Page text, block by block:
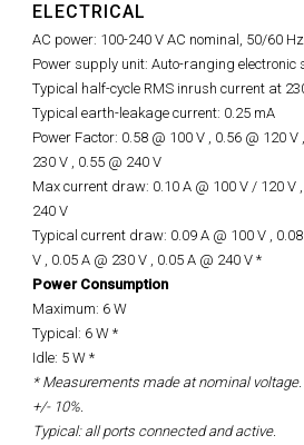
ELECTRICAL
AC power: 100-240 V AC nominal, 50/60 Hz
Power supply unit: Auto-ranging electronic
Typical half-cycle RMS inrush current at
Typical earth-leakage current: 0.25 mA
Power Factor: 0.58 @ 100 V , 0.56 @ 120 V
230 V , 0.55 @ 240 V
Max current draw: 0.10 A @ 100 V / 120 V
240 V
Typical current draw: 0.09 A @ 100 V ,
V , 0.05 A @ 230 V , 0.05 A @ 240 V *
Power Consumption
Maximum: 6 W
Typical: 6 W *
Idle: 5 W *
* Measurements made at nominal
+/- 10%.
Typical: all ports connected and active.